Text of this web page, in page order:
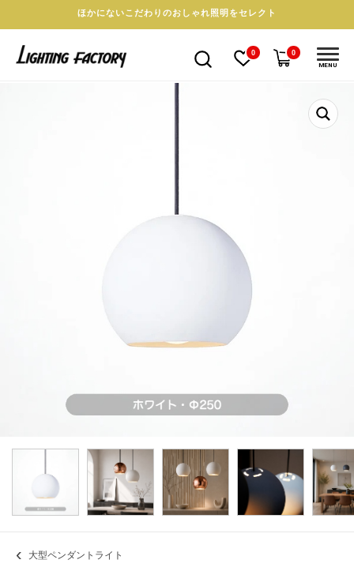
ほかにないこだわりのおしゃれ照明をセレクト
0 0
MENU
大型ペンダントライト